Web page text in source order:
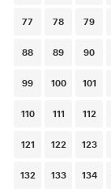
77 78 79
88 89 90
99 100 101
110 111 112
121 122 123
132 133 134